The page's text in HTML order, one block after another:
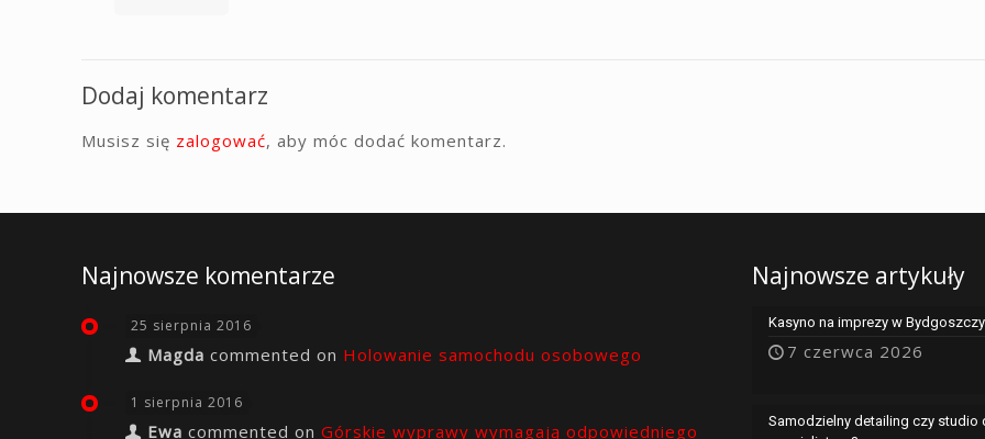
Dodaj komentarz
Musisz się zalogować, aby móc dodać komentarz.
Najnowsze komentarze
25 sierpnia 2016
Magda commented on Holowanie samochodu osobowego
1 sierpnia 2016
Ewa commented on Górskie wyprawy wymagają odpowiedniego
Najnowsze artykuły
Kasyno na imprezy w
7 czerwca 2026
Samodzielny detailing czy